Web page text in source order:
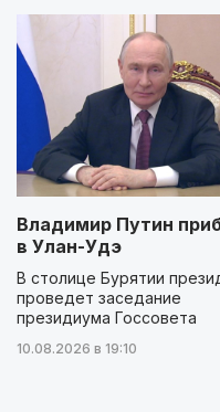
Владимир Путин
в Улан-Удэ
В столице Бурятии
проведет заседание
президиума Госсовета
10.08.2026 в 19:10